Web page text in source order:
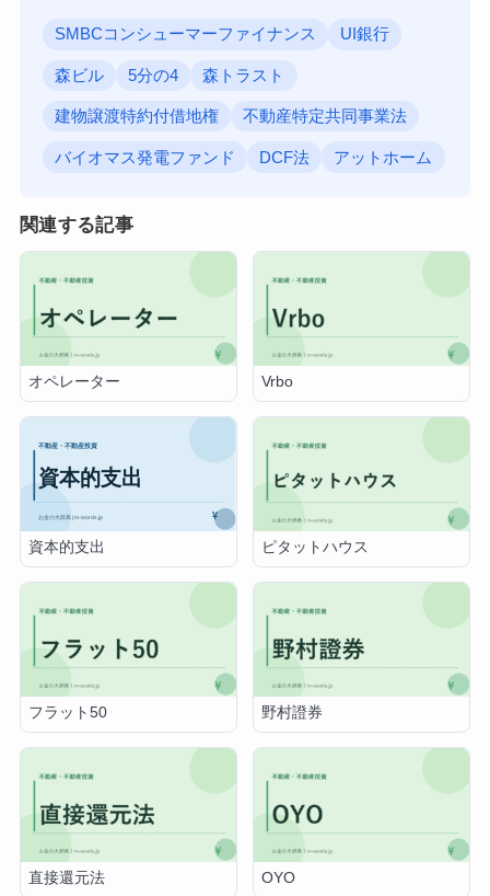
SMBCコンシューマーファイナンス UI銀行
森ビル 5分の4 森トラスト
建物譲渡特約付借地権 不動産特定共同事業法
バイオマス発電ファンド DCF法 アットホーム
関連する記事
オペレーター Vrbo
資本的支出 ピタットハウス
フラット50 野村證券
直接還元法 OYO